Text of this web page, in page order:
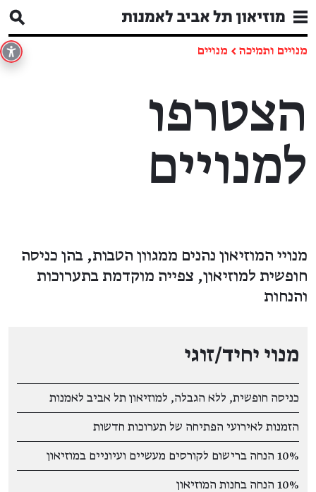
מנויים ותמיכה ← מנויים
הצטרפו
למנויים
מנויי המוזיאון נהנים ממגוון הטבות, בהן כניסה
חופשית למוזיאון, צפייה מוקדמת בתערוכות
והנחות
מנוי יחיד/זוגי
כניסה חופשית, ללא הגבלה, למוזיאון תל אביב לאמנות
הזמנות לאירועי הפתיחה של תערוכות חדשות
10% הנחה ברישום לקורסים מעשיים ועיוניים במוזיאון
10% הנחה בחנות המוזיאון